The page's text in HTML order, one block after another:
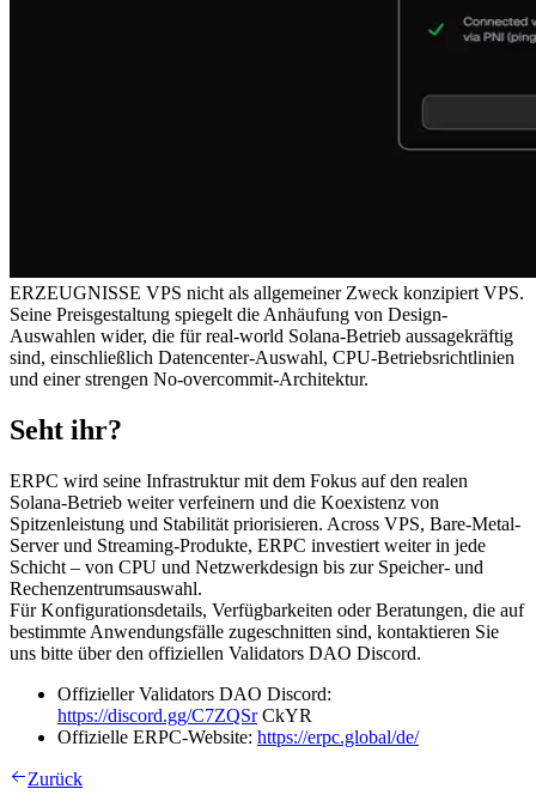
ERZEUGNISSE VPS nicht als allgemeiner Zweck konzipiert VPS.
Seine Preisgestaltung spiegelt die Anhäufung von Design-
Auswahlen wider, die für real-world Solana-Betrieb aussagekräftig
sind, einschließlich Datencenter-Auswahl, CPU-Betriebsrichtlinien
und einer strengen No-overcommit-Architektur.
Seht ihr?
ERPC wird seine Infrastruktur mit dem Fokus auf den realen
Solana-Betrieb weiter verfeinern und die Koexistenz von
Spitzenleistung und Stabilität priorisieren. Across VPS, Bare-Metal-
Server und Streaming-Produkte, ERPC investiert weiter in jede
Schicht – von CPU und Netzwerkdesign bis zur Speicher- und
Rechenzentrumsauswahl.
Für Konfigurationsdetails, Verfügbarkeiten oder Beratungen, die auf
bestimmte Anwendungsfälle zugeschnitten sind, kontaktieren Sie
uns bitte über den offiziellen Validators DAO Discord.
Offizieller Validators DAO Discord:
https://discord.gg/C7ZQSrCkYR
Offizielle ERPC-Website: https://erpc.global/de/
Zurück